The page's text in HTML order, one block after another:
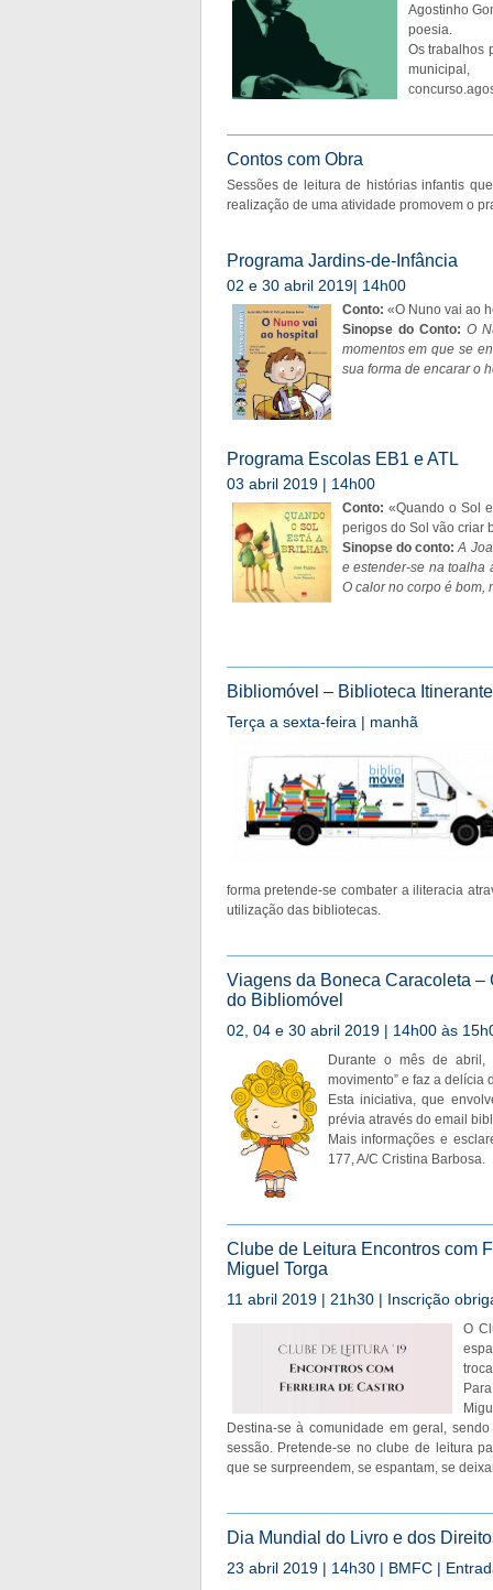
Agostinho
poesia.
Os trabalhos
Contos com Obra
Sessões de leitura de histórias infantis
realização de uma atividade promovem o
Programa Jardins-de-Infância
02 e 30 abril 2019| 14h00
Conto: «O Nuno vai ao
Sinopse do Conto: O
momentos em que se
sua forma de encarar o
Programa Escolas EB1 e ATL
03 abril 2019 | 14h00
Conto: «Quando o Sol
perigos do Sol vão criar
Sinopse do conto: A
e estender-se na toalha
O calor no corpo é
Bibliomóvel – Biblioteca Itinerante
Terça a sexta-feira | manhã
forma pretende-se combater a iliteracia
utilização das bibliotecas.
Viagens da Boneca Caracoleta –
do Bibliomóvel
02, 04 e 30 abril 2019 | 14h00 às
Durante o mês de abril,
movimento” e faz a delícia
Esta iniciativa, que
prévia através do email
Mais informações e
177, A/C Cristina Barbosa.
Clube de Leitura Encontros com
Miguel Torga
11 abril 2019 | 21h30 | Inscrição
O
Destina-se à comunidade em geral,
sessão. Pretende-se no clube de leitura
que se surpreendem, se espantam, se
Dia Mundial do Livro e dos
23 abril 2019 | 14h30 | BMFC |